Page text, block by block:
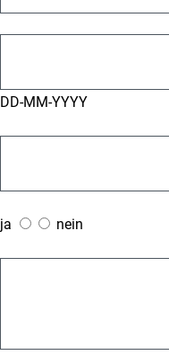
DD-MM-YYYY
ja nein